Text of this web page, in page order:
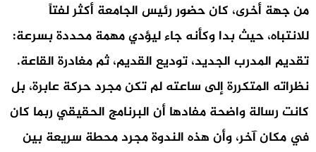
من جهة أخرى، كان حضور رئيس الجامعة أكثر لفتاً
للانتباه، حيث بدا وكأنه جاء ليؤدي مهمة محددة بسرعة:
تقديم المدرب الجديد، توديع القديم، ثم مغادرة القاعة.
نظراته المتكررة إلى ساعته لم تكن مجرد حركة عابرة، بل
كانت رسالة واضحة مفادها أن البرنامج الحقيقي ربما كان
في مكان آخر، وأن هذه الندوة مجرد محطة سريعة بين